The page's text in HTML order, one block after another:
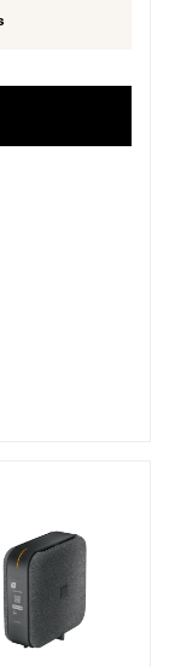
Sans engagement